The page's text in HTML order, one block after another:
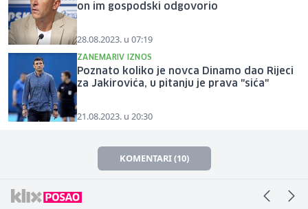
on im gospodski odgovorio
28.08.2023. u 07:19
ZANEMARIV IZNOS
Poznato koliko je novca Dinamo dao Rijeci
za Jakirovića, u pitanju je prava "sića"
21.08.2023. u 20:30
KOMENTARI (10)